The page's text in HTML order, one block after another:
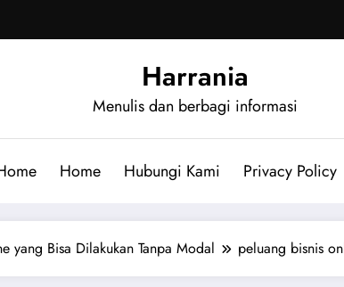
Harrania
Menulis dan berbagi informasi
Home Hubungi Kami Privacy Policy
yang Bisa Dilakukan Tanpa Modal peluang bisnis